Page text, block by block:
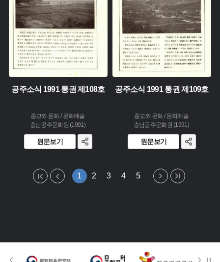
공주소식 1991 통권 제108호
종교와 문화 / 문화예술
충남공주문화원 (1991)
원문보기
공주소식 1991 통권 제109호
종교와 문화 / 문화예술
충남공주문화원 (1991)
원문보기
1 2 3 4 5